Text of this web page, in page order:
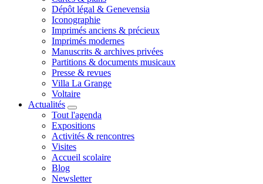
Dépôt légal & Genevensia
Iconographie
Imprimés anciens & précieux
Imprimés modernes
Manuscrits & archives privées
Partitions & documents musicaux
Presse & revues
Villa La Grange
Voltaire
Actualités
Tout l'agenda
Expositions
Activités & rencontres
Visites
Accueil scolaire
Blog
Newsletter